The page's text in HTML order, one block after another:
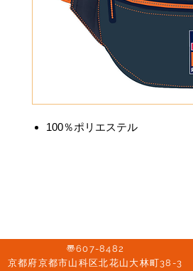
100％ポリエステル
〠607-8482
京都府京都市山科区北花山大林町38-3​